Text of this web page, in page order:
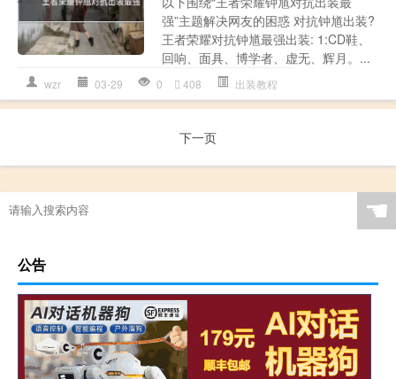
强”主题解决网友的困惑 对抗钟馗出装?
王者荣耀对抗钟馗最强出装: 1:CD鞋、
回响、面具、博学者、虚无、辉月。...
wzr 03-29 0 408 出装教程
下一页
☚
公告